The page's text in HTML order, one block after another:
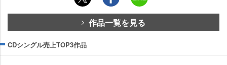
作品一覧を見る
CDシングル売上TOP3作品